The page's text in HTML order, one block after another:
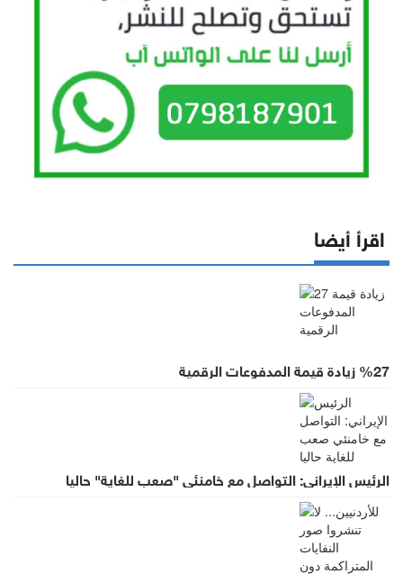
اقرأ أيضا
%27 زيادة قيمة المدفوعات الرقمية
الرئيس الإيراني: التواصل مع خامنئي "صعب للغاية" حاليا